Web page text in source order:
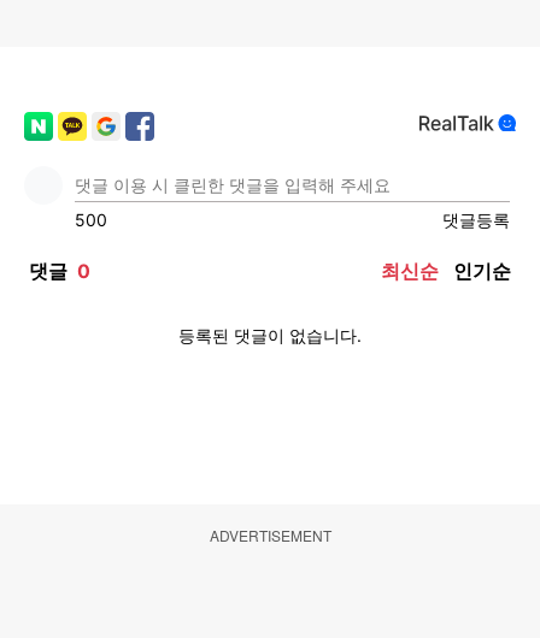
ADVERTISEMENT